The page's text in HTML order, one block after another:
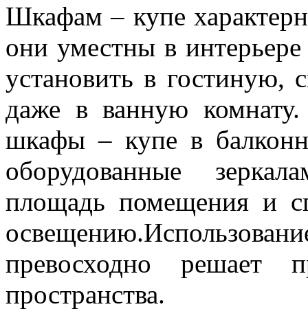
Шкафам – купе
они уместны в
установить в
даже в ванную
шкафы – купе в
оборудованные
площадь помещения и
превосходно решает
пространства.